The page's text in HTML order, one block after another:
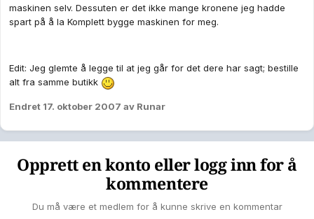
maskinen selv. Dessuten er det ikke mange kronene jeg hadde
spart på å la Komplett bygge maskinen for meg.
Edit: Jeg glemte å legge til at jeg går for det dere har sagt; bestille
alt fra samme butikk
Endret 17. oktober 2007 av Runar
Opprett en konto eller logg inn for å
kommentere
Du må være et medlem for å kunne skrive en kommentar